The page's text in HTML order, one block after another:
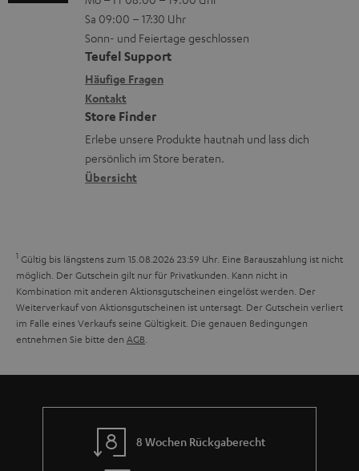
e
r
s
a
n
d
z
u
r
G
a
r
a
n
e
r
ä
t
e
R
ü
c
k
m
e
-
L
e
x
i
k
o
n
n
t
a
k
t
d
a
t
Sa 09:00 – 17:30 Uhr
Sonn- und Feiertage geschlossen
Teufel Support
Häufige Fragen
Kontakt
Store Finder
Erlebe unsere Produkte hautnah und lass dich
persönlich im Store beraten.
Übersicht
1 Gültig bis längstens zum 15.08.2026 23:59 Uhr. Eine Barauszahlung ist nicht
möglich. Der Gutschein gilt nur für Privatkunden. Kann nicht in
Kombination mit anderen Aktionsgutscheinen eingelöst werden. Der
Weiterverkauf von Aktionsgutscheinen ist untersagt. Der Gutschein verliert
im Falle eines Verkaufs seine Gültigkeit. Die genauen Bedingungen
entnehmen Sie bitte den AGB
8 Wochen Rückgaberecht